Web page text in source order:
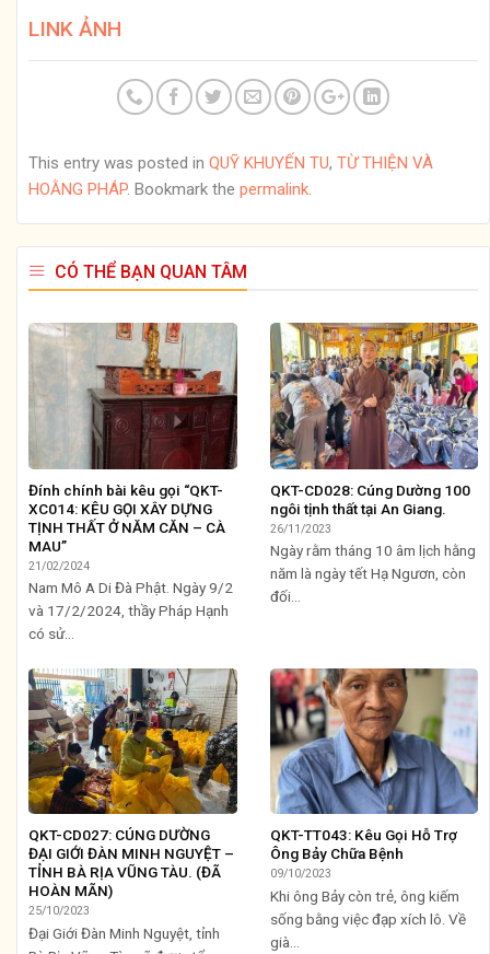
LINK ẢNH
This entry was posted in QUỸ KHUYẾN TU, TỪ THIỆN VÀ
HOẰNG PHÁP. Bookmark the permalink.
CÓ THỂ BẠN QUAN TÂM
Đính chính bài kêu gọi “QKT-
XC014: KÊU GỌI XÂY DỰNG
TỊNH THẤT Ở NĂM CĂN – CÀ
MAU”
21/02/2024
Nam Mô A Di Đà Phật. Ngày 9/2
và 17/2/2024, thầy Pháp Hạnh
có sử...
QKT-CD028: Cúng Dường 100
ngôi tịnh thất tại An Giang.
26/11/2023
Ngày rằm tháng 10 âm lịch hằng
năm là ngày tết Hạ Ngươn, còn
đối...
QKT-CD027: CÚNG DƯỜNG
ĐẠI GIỚI ĐÀN MINH NGUYỆT –
TỈNH BÀ RỊA VŨNG TÀU. (ĐÃ
HOÀN MÃN)
25/10/2023
Đại Giới Đàn Minh Nguyệt, tỉnh
QKT-TT043: Kêu Gọi Hỗ Trợ
Ông Bảy Chữa Bệnh
09/10/2023
Khi ông Bảy còn trẻ, ông kiếm
sống bằng việc đạp xích lô. Về
già...